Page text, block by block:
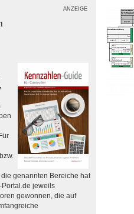
ANZEIGE
genannten Bereiche hat
jeweils
gewonnen, die auf